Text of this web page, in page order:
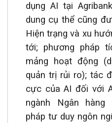
dụng AI tại
dung cụ thể cũng
Hiện trạng và xu
tới; phương pháp
mảng hoạt động
quản trị rủi ro); tác
cực của AI đối với
ngành Ngân hàng
pháp tư duy ngôn